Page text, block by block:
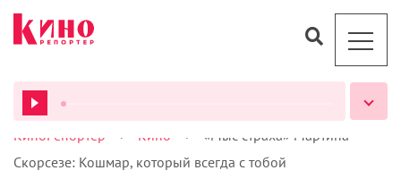
ВСЕ ПОДКАСТЫ
НаAppleTV стартовал сериал «Мыс страха» –
«Палачи», который прежде дважды переносился на
Грегори Пеком и Робертом Митчемом, а спустя 30